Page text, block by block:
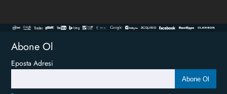
Abone Ol
Eposta Adresi
Abone Ol